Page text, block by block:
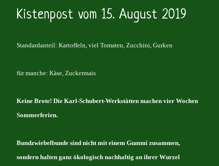
Kistenpost vom 15. August 2019
Standardanteil: Kartoffeln, viel Tomaten, Zucchini, Gurken
für manche: Käse, Zuckermais
Keine Brote! Die Karl-Schubert-Werkstätten machen vier Wochen
Sommerferien.
Bundzwiebelbunde sind nicht mit einem Gummi zusammen,
sondern halten ganz ökologisch nachhaltig an ihrer Wurzel